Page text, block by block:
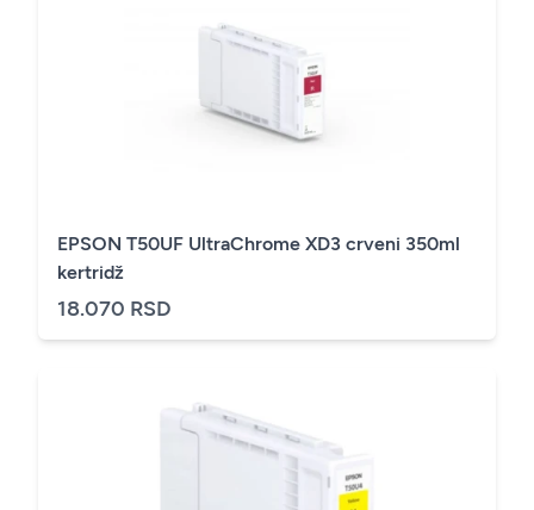
EPSON T50UF UltraChrome XD3 crveni 350ml
kertridž
18.070 RSD